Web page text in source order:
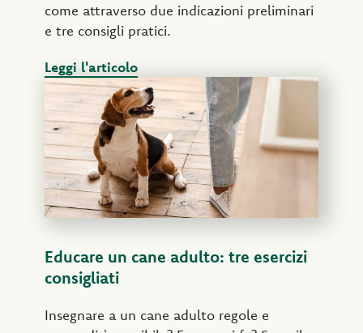
come attraverso due indicazioni preliminari
e tre consigli pratici.
Leggi l'articolo
Educare un cane adulto: tre esercizi
consigliati
Insegnare a un cane adulto regole e